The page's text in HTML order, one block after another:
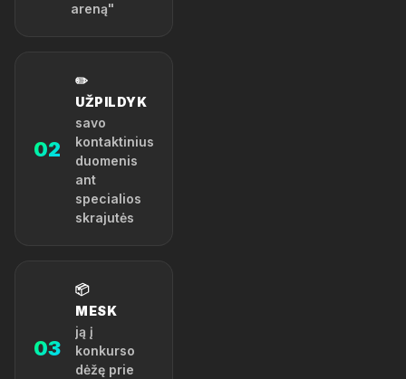
areną"
02
✏️
UŽPILDYK
savo
kontaktinius
duomenis
ant
specialios
skrajutės
03
📦
MESK
ją į
konkurso
dėžę prie